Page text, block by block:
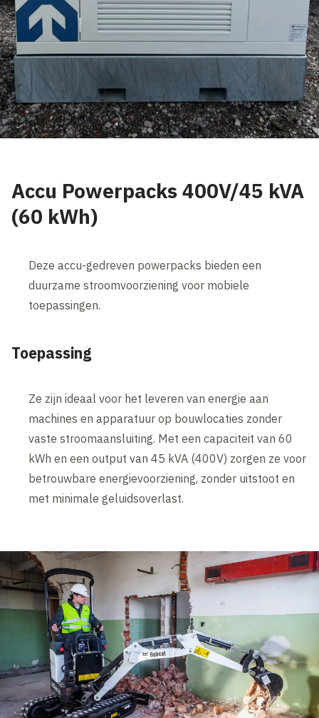
Accu Powerpacks 400V/45 kVA
(60 kWh)
Deze accu-gedreven powerpacks bieden een
duurzame stroomvoorziening voor mobiele
toepassingen.
Toepassing
Ze zijn ideaal voor het leveren van energie aan
machines en apparatuur op bouwlocaties zonder
vaste stroomaansluiting. Met een capaciteit van 60
kWh en een output van 45 kVA (400V) zorgen ze voor
betrouwbare energievoorziening, zonder uitstoot en
met minimale geluidsoverlast.